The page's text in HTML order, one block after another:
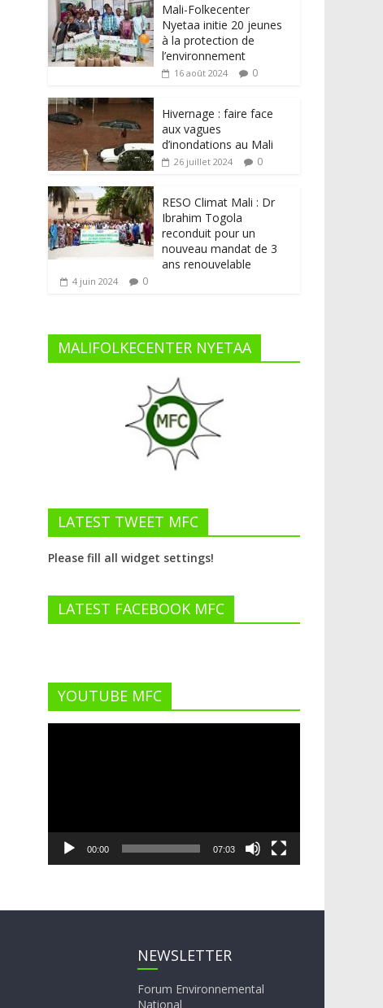
Mali-Folkecenter
Nyetaa initie 20 jeunes
à la protection de
l’environnement
16 août 2024 0
Hivernage : faire face
aux vagues
d’inondations au Mali
26 juillet 2024 0
RESO Climat Mali : Dr
Ibrahim Togola
reconduit pour un
nouveau mandat de 3
ans renouvelable
4 juin 2024 0
MALIFOLKECENTER NYETAA
LATEST TWEET MFC
Please fill all widget settings!
LATEST FACEBOOK MFC
YOUTUBE MFC
00:00 07:03
NEWSLETTER
Forum Environnemental
National